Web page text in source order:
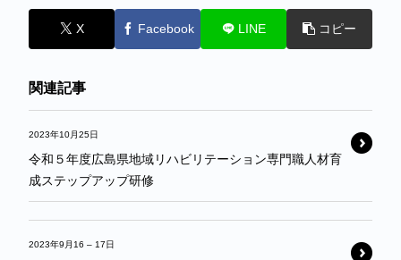
X Facebook LINE コピー
関連記事
2023年10月25日
令和５年度広島県地域リハビリテーション専門職人材育
成ステップアップ研修
2023年9月16 – 17日